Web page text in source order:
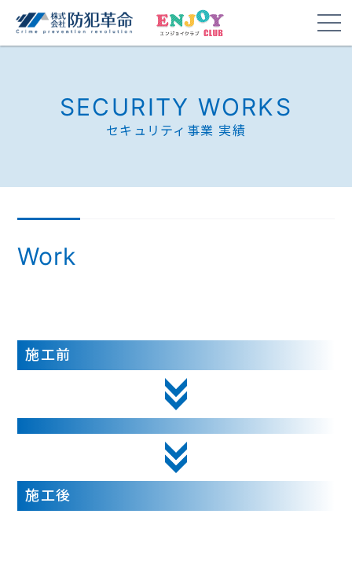
SECURITY WORKS
セキュリティ事業 実績
Work
施工前
施工後